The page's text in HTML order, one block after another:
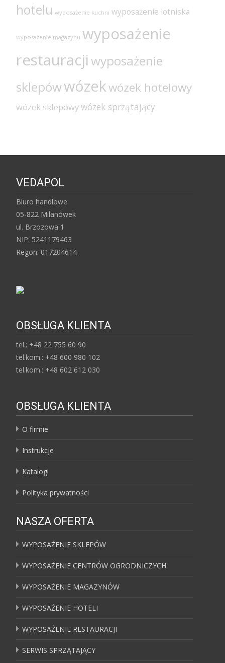
hotelu wyposażenie kuchni wyposażenie lotniska
wyposażenie magazynu wyposażenie
restauracjiwyposażenie
sklepówwózekwózek hotelowy
wózek sklepowywózek sprzątający
VEDAPOL
Biuro handlowe:
05-822 Milanówek
ul. Brzozowa 1
NIP: 5241179463
Regon: 017204614
OBSŁUGA KLIENTA
tel.; +48 22 755 60 90
tel.kom.: +48 600 980 102
tel.kom.: +48 602 612 030
OBSŁUGA KLIENTA
O firmie
Instrukcje
Katalogi
Polityka prywatności
NASZA OFERTA
WYPOSAŻENIE SKLEPÓW
WYPOSAŻENIE CENTRÓW OGRODNICZYCH
WYPOSAŻENIE MAGAZYNÓW
WYPOSAŻENIE HOTELI
WYPOSAŻENIE RESTAURACJI
SERWIS SPRZĄTAJĄCY